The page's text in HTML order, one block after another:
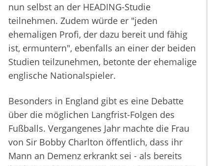
nun selbst an der HEADING-Studie
teilnehmen. Zudem würde er "jeden
ehemaligen Profi, der dazu bereit und fähig
ist, ermuntern", ebenfalls an einer der beiden
Studien teilzunehmen, betonte der ehemalige
englische Nationalspieler.
Besonders in England gibt es eine Debatte
über die möglichen Langfrist-Folgen des
Fußballs. Vergangenes Jahr machte die Frau
von Sir Bobby Charlton öffentlich, dass ihr
Mann an Demenz erkrankt sei - als bereits